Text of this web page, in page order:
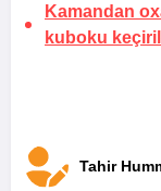
Kamandan
kuboku
Tahir